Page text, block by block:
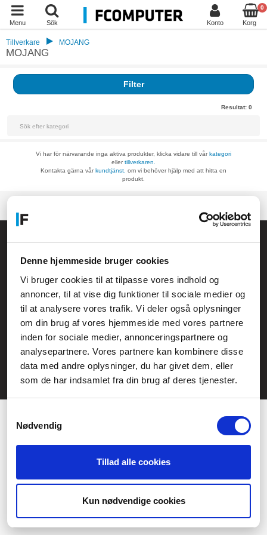
Denne hjemmeside bruger cookies
Vi bruger cookies til at tilpasse vores indhold og
annoncer, til at vise dig funktioner til sociale medier og
til at analysere vores trafik. Vi deler også oplysninger
om din brug af vores hjemmeside med vores partnere
inden for sociale medier, annonceringspartnere og
analysepartnere. Vores partnere kan kombinere disse
data med andre oplysninger, du har givet dem, eller
som de har indsamlet fra din brug af deres tjenester.
Nødvendig
Tillad alle cookies
Kun nødvendige cookies
Menu Sök Konto
0
Korg
Tillverkare MOJANG
MOJANG
Filter
Resultat: 0
Vi har för närvarande inga aktiva produkter, klicka vidare till vårkategori
ellertillverkaren.
Kontakta gärna vårkundtjänst. om vi behöver hjälp med att hitta en
produkt.
kundservice@fcomputer.se
Service- och reklamationsavdelningen:
service@fcomputer.se
Webbplatskarta
Kundcenter
3 veckors returrätt
Ångra köp
Skapa klagomål
Datasäkerhet/cookies